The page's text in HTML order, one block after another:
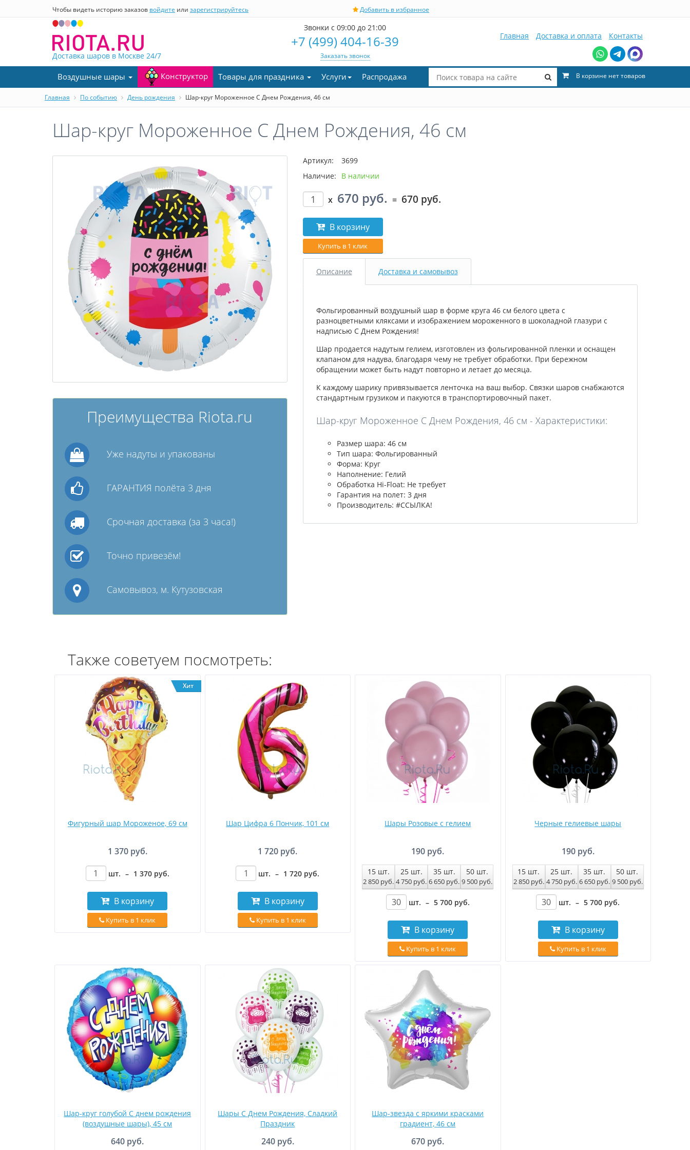
Чтобы видеть историю заказов войдите или зарегистрируйтесь Добавить в избранное
Доставка шаров в Москве 24/7
Звонки с 09:00 до 21:00
+7 (499) 404-16-39
Заказать звонок
Главная Доставка и оплата Контакты
В корзине нет товаров
Воздушные шары Конструктор Товары для праздника Услуги Распродажа
Главная По событию День рождения Шар-круг Мороженное С Днем Рождения, 46 см
Шар-круг Мороженное С Днем Рождения, 46 см
Преимущества Riota.ru
Уже надуты и упакованы
ГАРАНТИЯ полёта 3 дня
Срочная доставка (за 3 часа!)
Точно привезём!
Самовывоз, м. Кутузовская
Артикул:
3699
Наличие:
В наличии
x 670 руб. = 670 руб.
В корзину
Купить в 1 клик
Описание Доставка и самовывоз
Фольгированный воздушный шар в форме круга 46 см белого цвета с
разноцветными кляксами и изображением мороженного в шоколадной глазури с
надписью С Днем Рождения!
Шар продается надутым гелием, изготовлен из фольгированной пленки и оснащен
клапаном для надува, благодаря чему не требует обработки. При бережном
обращении может быть надут повторно и летает до месяца.
К каждому шарику привязывается ленточка на ваш выбор. Связки шаров снабжаются
стандартным грузиком и пакуются в транспортировочный пакет.
Шар-круг Мороженное С Днем Рождения, 46 см - Характеристики:
Размер шара: 46 см
Тип шара: Фольгированный
Форма: Круг
Наполнение: Гелий
Обработка Hi-Float: Не требует
Гарантия на полет: 3 дня
Производитель: #ССЫЛКА!
Также советуем посмотреть:
Хит
Фигурный шар Мороженое, 69 см
1 370 руб.
шт. – 1 370 руб.
В корзину
Купить в 1 клик
Шар Цифра 6 Пончик, 101 см
1 720 руб.
шт. – 1 720 руб.
В корзину
Купить в 1 клик
Шары Розовые с гелием
190 руб.
15шт.
2 850 руб.
25шт.
4 750 руб.
35шт.
6 650 руб.
50шт.
9 500 руб.
шт. – 5 700 руб.
В корзину
Купить в 1 клик
Черные гелиевые шары
190 руб.
15 шт.
2 850 руб.
25 шт.
4 750 руб.
35 шт.
6 650 руб.
50 шт.
9 500 руб.
шт. – 5 700 руб.
В корзину
Купить в 1 клик
Шар-круг голубой С днем рождения
(воздушные шары), 45 см
640 руб.
Шары С Днем Рождения, Сладкий
Праздник
240 руб.
Шар-звезда с яркими красками
градиент, 46 см
670 руб.